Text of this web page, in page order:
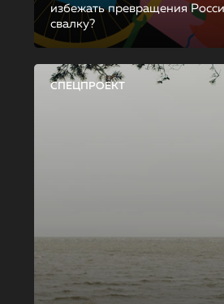
избежать превращения
свалку?
СПЕЦПРОЕКТ